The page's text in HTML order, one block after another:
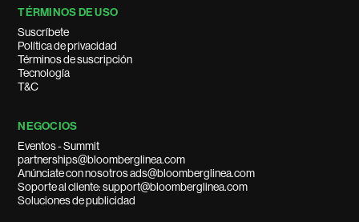
TÉRMINOS DE USO
Suscríbete
Política de privacidad
Términos de suscripción
Tecnología
T&C
NEGOCIOS
Eventos - Summit
partnerships@bloomberglinea.com
Anúnciate con nosotros ads@bloomberglinea.com
Soporte al cliente: support@bloomberglinea.com
Soluciones de publicidad